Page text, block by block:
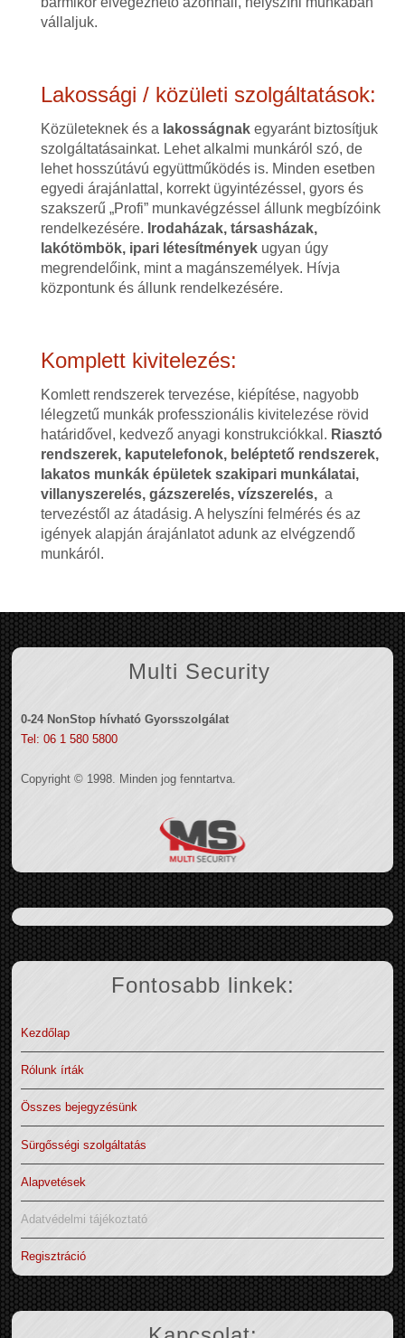
vállaljuk.
Lakossági / közületi szolgáltatások:
Közületeknek és a lakosságnakegyaránt biztosítjuk
szolgáltatásainkat. Lehet alkalmi munkáról szó, de
lehet hosszútávú együttműködés is. Minden esetben
egyedi árajánlattal, korrekt ügyintézéssel, gyors és
szakszerű „Profi” munkavégzéssel állunk megbízóink
rendelkezésére. Irodaházak, társasházak,
lakótömbök, ipari létesítményekugyan úgy
megrendelőink, mint a magánszemélyek. Hívja
központunk és állunk rendelkezésére.
Komplett kivitelezés:
Komlett rendszerek tervezése, kiépítése, nagyobb
lélegzetű munkák professzionális kivitelezése rövid
határidővel, kedvező anyagi konstrukciókkal. Riasztó
rendszerek, kaputelefonok, beléptető rendszerek,
lakatos munkák épületek szakipari munkálatai,
villanyszerelés, gázszerelés, vízszerelés,a
tervezéstől az átadásig. A helyszíni felmérés és az
igények alapján árajánlatot adunk az elvégzendő
munkáról.
Multi Security
0-24 NonStop hívható Gyorsszolgálat
Tel: 06 1 580 5800
Copyright © 1998. Minden jog fenntartva.
Fontosabb linkek:
Kezdőlap
Rólunk írták
Összes bejegyzésünk
Sürgősségi szolgáltatás
Alapvetések
Adatvédelmi tájékoztató
Regisztráció